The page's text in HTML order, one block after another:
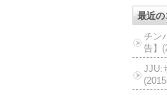
最近の
チン
告】
JJU: